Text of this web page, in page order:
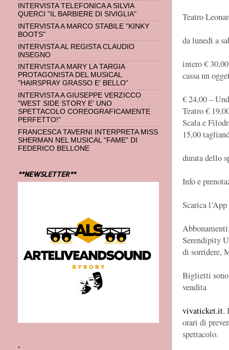
Teatro
da lunedì a
intero €
cassa un
€ 24,00 –
Teatro €
Scala e
15,00
durata dello
Info e
Scarica
Serendipity
di sorridere,
Biglietti
vendita
vivaticket.it.
orari di
spettacolo.
INTERVISTA TELEFONICA A SILVIA
QUERCI "IL BARBIERE DI SIVIGLIA"
INTERVISTA A MARCO STABILE "KINKY
BOOTS"
INTERVISTA AL REGISTA CLAUDIO
INSEGNO
INTERVISTA A MARY LA TARGIA
PROTAGONISTA DEL MUSICAL
"HAIRSPRAY GRASSO E' BELLO"
INTERVISTA A GIUSEPPE VERZICCO
"WEST SIDE STORY E' UNO
SPETTACOLO COREOGRAFICAMENTE
PERFETTO!"
FRANCESCA TAVERNI INTERPRETA MISS
SHERMAN NEL MUSICAL "FAME" DI
FEDERICO BELLONE
**NEWSLETTER**
.